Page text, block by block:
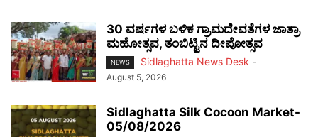
30 ವರ್ಷಗಳ ಬಳಿಕ ಗ್ರಾಮದೇವತೆಗಳ ಜಾತ್ರಾ
ಮಹೋತ್ಸವ, ತಂಬಿಟ್ಟಿನ ದೀಪೋತ್ಸವ
NEWS Sidlaghatta News Desk -
August 5, 2026
Sidlaghatta Silk Cocoon Market-
05/08/2026